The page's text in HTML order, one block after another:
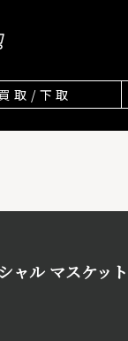
買取/下取
ャル マスケッ